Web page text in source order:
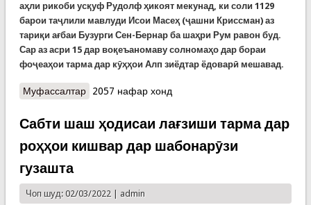
аҳли рикоби усқуф Рудолф ҳикоят мекунад, ки соли 1129
барои таҷлили мавлуди Исои Масеҳ (ҷашни Криссман) аз
тариқи ағбаи Бузурги Сен-Бернар ба шаҳри Рум равон буд.
Сар аз асри 15 дар воқеъаномаву солномаҳо дар бораи
фоҷеаҳои тарма дар кӯҳҳои Алп зиёдтар ёдоварӣ мешавад.
Муфассалтаро Тарма дар осори хаттии бостон
2057 нафар хонд
Сабти шаш ҳодисаи лағзиши тарма дар
роҳҳои кишвар дар шабонарӯзи
гузашта
Чоп шуд: 02/03/2022 | admin